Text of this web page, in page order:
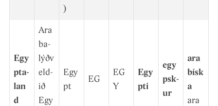
)
Egy
pta­
lan
d
Ara
ba­
lýðv
eld­
ið
Egy
Egy
pt
EG
EG
Y
Egy
pti
egy
psk­
ur
ara
bísk
a
ara